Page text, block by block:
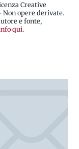
Creative
opere derivate.
e fonte,
qui.